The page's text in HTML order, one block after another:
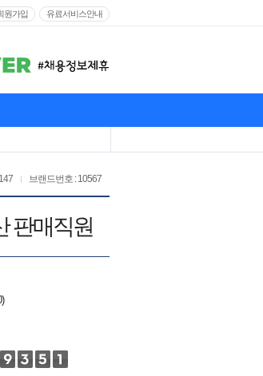
원가입 유료서비스안내
브랜드번호 : 10567
판매직원